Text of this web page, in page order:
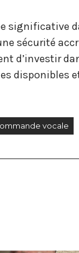
significative
sécurité
d’investir
disponibles
vocale